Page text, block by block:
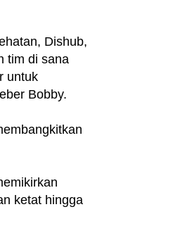
Dishub,
tim di sana
untuk
Bobby.
ketat hingga